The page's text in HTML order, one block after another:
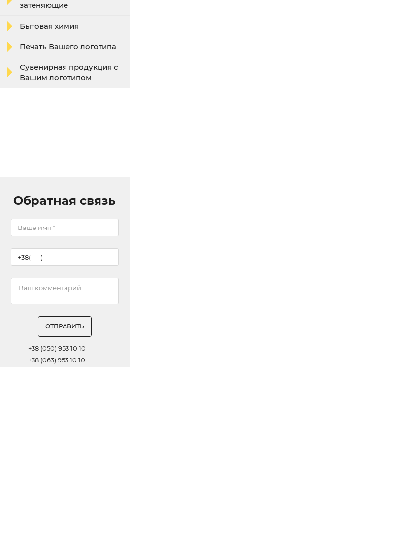
затеняющие
Бытовая химия
Печать Вашего логотипа
Сувенирная продукция с
Вашим логотипом
Обратная связь
ОТПРАВИТЬ
+38 (050) 953 10 10
+38 (063) 953 10 10